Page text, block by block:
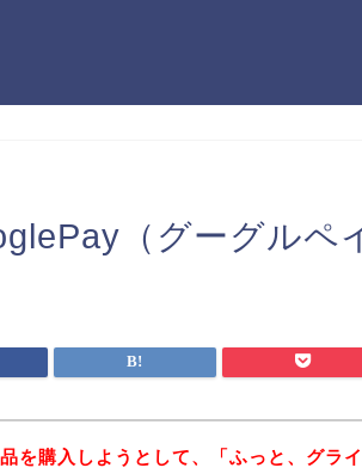
（グーグルペ
を購入しようとして、「ふっと、グラ